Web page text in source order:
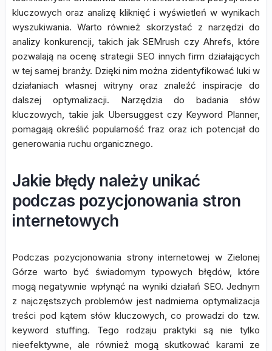
kluczowych oraz analizę kliknięć i wyświetleń w wynikach
wyszukiwania. Warto również skorzystać z narzędzi do
analizy konkurencji, takich jak SEMrush czy Ahrefs, które
pozwalają na ocenę strategii SEO innych firm działających
w tej samej branży. Dzięki nim można zidentyfikować luki w
działaniach własnej witryny oraz znaleźć inspiracje do
dalszej optymalizacji. Narzędzia do badania słów
kluczowych, takie jak Ubersuggest czy Keyword Planner,
pomagają określić popularność fraz oraz ich potencjał do
generowania ruchu organicznego.
Jakie błędy należy unikać
podczas pozycjonowania stron
internetowych
Podczas pozycjonowania strony internetowej w Zielonej
Górze warto być świadomym typowych błędów, które
mogą negatywnie wpłynąć na wyniki działań SEO. Jednym
z najczęstszych problemów jest nadmierna optymalizacja
treści pod kątem słów kluczowych, co prowadzi do tzw.
keyword stuffing. Tego rodzaju praktyki są nie tylko
nieefektywne, ale również mogą skutkować karami ze